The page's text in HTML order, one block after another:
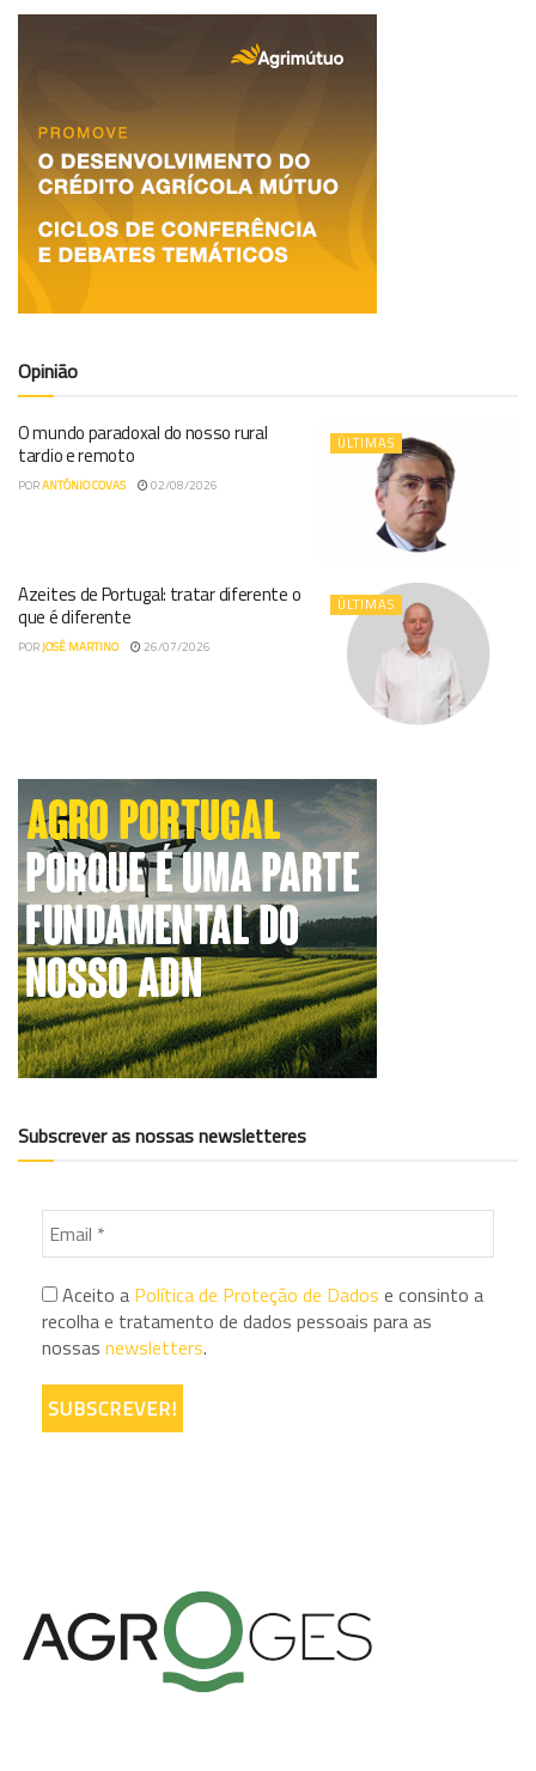
Opinião
ÚLTIMAS
O mundo paradoxal do nosso rural
tardio e remoto
PORANTÓNIO COVAS 02/08/2026
ÚLTIMAS
Azeites de Portugal: tratar diferente o
que é diferente
PORJOSÉ MARTINO 26/07/2026
Subscrever as nossas newsletteres
Aceito a Política de Proteção de Dados e consinto a
recolha e tratamento de dados pessoais para as
nossas newsletters.